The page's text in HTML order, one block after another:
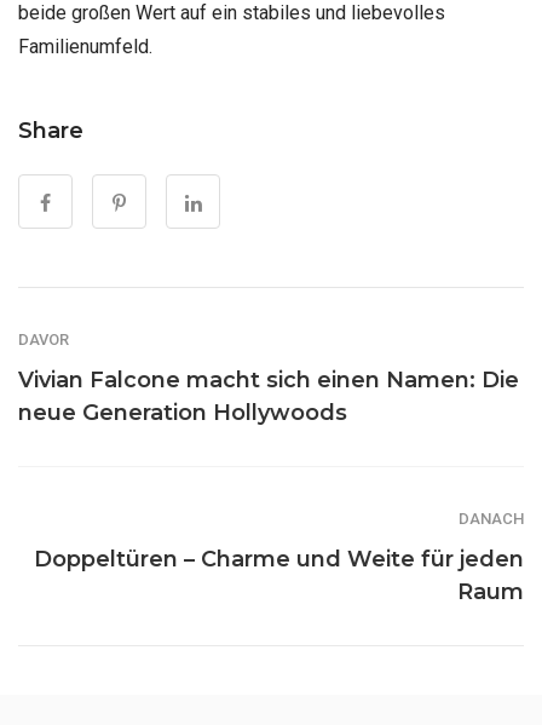
beide großen Wert auf ein stabiles und liebevolles
Familienumfeld.
Share
DAVOR
Vivian Falcone macht sich einen Namen: Die
neue Generation Hollywoods
DANACH
Doppeltüren – Charme und Weite für jeden
Raum